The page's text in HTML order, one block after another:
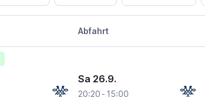
Abfahrt
Sa 26.9.
20:20 - 15:00